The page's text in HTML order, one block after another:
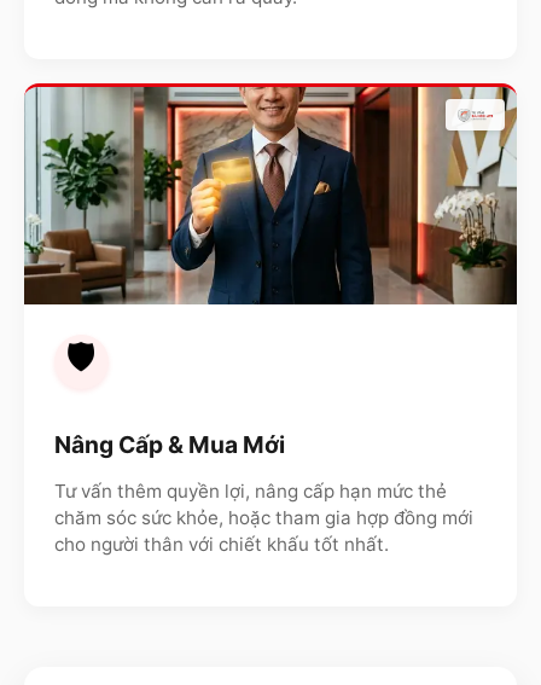
🛡️
Nâng Cấp & Mua Mới
Tư vấn thêm quyền lợi, nâng cấp hạn mức thẻ
chăm sóc sức khỏe, hoặc tham gia hợp đồng mới
cho người thân với chiết khấu tốt nhất.